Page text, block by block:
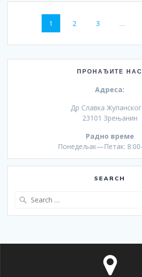
Posts
navigation
Page
1 Page
2 Page
3 …
ПРОНАЂИТЕ НАС
Адреса:
Др Славка
23101 Зрењанин
Радно време
Понедељак—Петак:
SEARCH